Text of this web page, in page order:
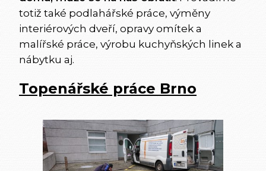
totiž také podlahářské práce, výměny
interiérových dveří, opravy omítek a
malířské práce, výrobu kuchyňských linek a
nábytku aj.
Topenářské práce Brno